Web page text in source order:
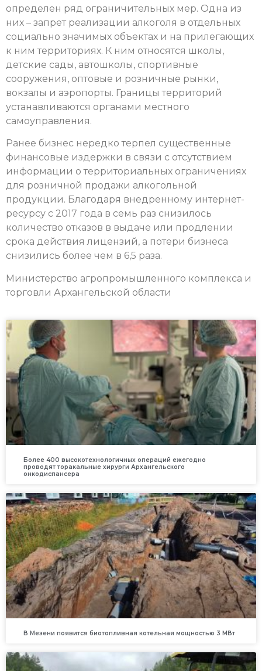
определен ряд ограничительных мер. Одна из
них – запрет реализации алкоголя в отдельных
социально значимых объектах и на прилегающих
к ним территориях. К ним относятся школы,
детские сады, автошколы, спортивные
сооружения, оптовые и розничные рынки,
вокзалы и аэропорты. Границы территорий
устанавливаются органами местного
самоуправления.
Ранее бизнес нередко терпел существенные
финансовые издержки в связи с отсутствием
информации о территориальных ограничениях
для розничной продажи алкогольной
продукции. Благодаря внедренному интернет-
ресурсу с 2017 года в семь раз снизилось
количество отказов в выдаче или продлении
срока действия лицензий, а потери бизнеса
снизились более чем в 6,5 раза.
Министерство агропромышленного комплекса и
торговли Архангельской области
Более 400 высокотехнологичных операций ежегодно
проводят торакальные хирурги Архангельского
онкодиспансера
В Мезени появится биотопливная котельная мощностью 3 МВт